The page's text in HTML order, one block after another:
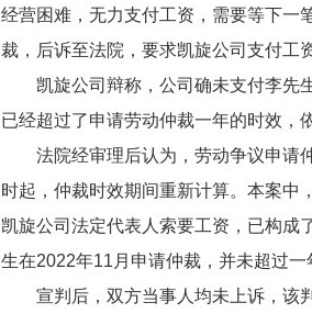
经营困难，无力支付工资，需要等下一
裁，后诉至法院，要求凯旋公司支付工
凯旋公司辩称，公司确未支付李先生
已经超过了申请劳动仲裁一年的时效，
法院经审理后认为，劳动争议申请仲
时起，仲裁时效期间重新计算。本案中
凯旋公司法定代表人索要工资，已构成
生在2022年11月申请仲裁，并未超过
宣判后，双方当事人均未上诉，该判